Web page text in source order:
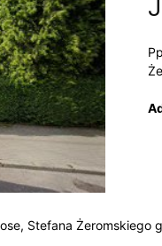
Stefana Żeromskiego